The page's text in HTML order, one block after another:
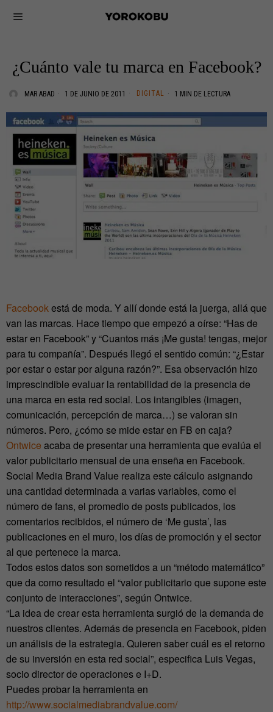
¿Cuánto vale tu marca en Facebook?
MAR ABAD 1 DE JUNIO DE 2011 DIGITAL 1 MIN DE LECTURA
Facebookestá de moda. Y allí donde está la juerga, allá que
van las marcas. Hace tiempo que empezó a oírse: “Has de
estar en Facebook” y “Cuantos más ¡Me gusta! tengas, mejor
para tu compañía”. Después llegó el sentido común: “¿Estar
por estar o estar por alguna razón?”. Esa observación hizo
imprescindible evaluar la rentabilidad de la presencia de
una marca en esta red social. Los intangibles (imagen,
comunicación, percepción de marca…) se valoran sin
números. Pero, ¿cómo se mide estar en FB en caja?
Ontwice acaba de presentar una herramienta que evalúa el
valor publicitario mensual de una enseña en Facebook.
Social Media Brand Value realiza este cálculo asignando
una cantidad determinada a varias variables, como el
número de fans, el promedio de posts publicados, los
comentarios recibidos, el número de ‘Me gusta’, las
publicaciones en el muro, los días de promoción y el sector
al que pertenece la marca.
Todos estos datos son sometidos a un “método matemático”
que da como resultado el “valor publicitario que supone este
conjunto de interacciones”, según Ontwice.
“La idea de crear esta herramienta surgió de la demanda de
nuestros clientes. Además de presencia en Facebook, piden
un análisis de la estrategia. Quieren saber cuál es el retorno
de su inversión en esta red social”, especifica Luis Vegas,
socio director de operaciones e I+D.
Puedes probar la herramienta en
http://www.socialmediabrandvalue.com/